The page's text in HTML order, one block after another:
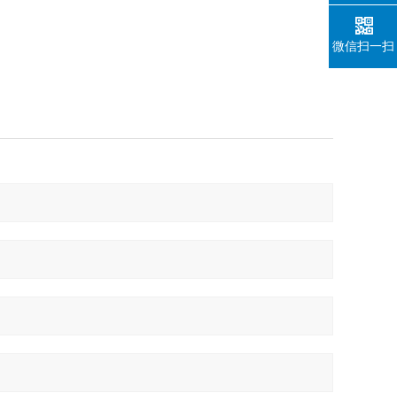
微信扫一扫